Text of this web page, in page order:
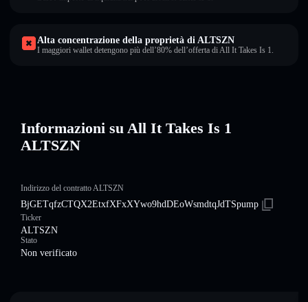
Alta concentrazione della proprietà di ALTSZN
I maggiori wallet detengono più dell’80% dell’offerta di All It Takes Is 1.
Informazioni su All It Takes Is 1
ALTSZN
Indirizzo del contratto ALTSZN
BjGETqfzCTQX2EtxfXFxXYwo9hdDEoWsmdtqJdTSpump
Ticker
ALTSZN
Stato
Non verificato